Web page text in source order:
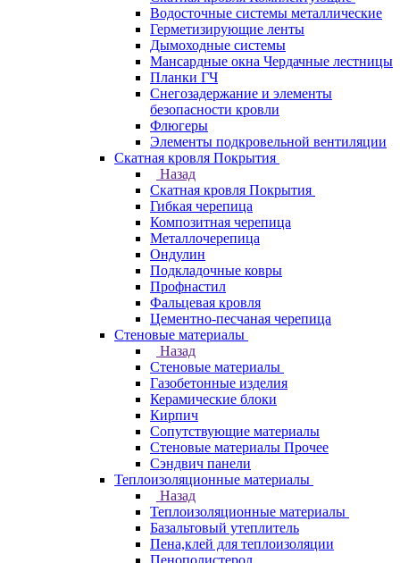
Водосточные системы металлические
Герметизирующие ленты
Дымоходные системы
Мансардные окна Чердачные лестницы
Планки ГЧ
Снегозадержание и элементы
безопасности кровли
Флюгеры
Элементы подкровельной вентиляции
Скатная кровля Покрытия
Назад
Скатная кровля Покрытия
Гибкая черепица
Композитная черепица
Металлочерепица
Ондулин
Подкладочные ковры
Профнастил
Фальцевая кровля
Цементно-песчаная черепица
Стеновые материалы
Назад
Стеновые материалы
Газобетонные изделия
Керамические блоки
Кирпич
Сопутствующие материалы
Стеновые материалы Прочее
Сэндвич панели
Теплоизоляционные материалы
Назад
Теплоизоляционные материалы
Базальтовый утеплитель
Пена,клей для теплоизоляции
Пенополистерол